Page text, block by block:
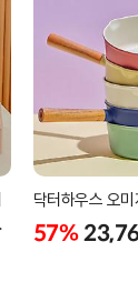
닥터하우스 오
57%